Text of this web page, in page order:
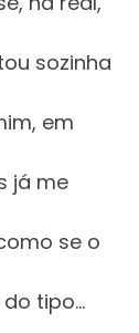
sozinha
em
já me
se o
tipo…